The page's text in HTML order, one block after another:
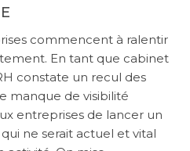
commencent à ralentir
En tant que cabinet
constate un recul des
manque de visibilité
entreprises de lancer un
ne serait actuel et vital